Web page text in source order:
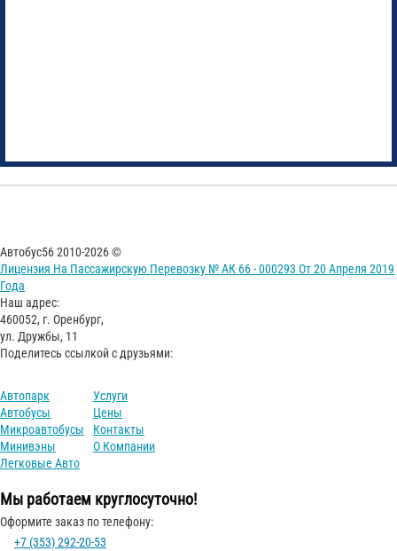
Автобус56 2010-2026 ©
Лицензия На Пассажирскую Перевозку № АК 66 - 000293 От 20 Апреля 2019
Года
Наш адрес:
460052, г. Оренбург,
ул. Дружбы, 11
Поделитесь ссылкой с друзьями:
Автопарк
Автобусы
Микроавтобусы
Минивэны
Легковые Авто
Услуги
Цены
Контакты
О Компании
Мы работаем круглосуточно!
Оформите заказ по телефону:
+7 (353) 292-20-53